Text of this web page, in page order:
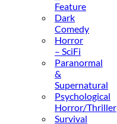
Feature
Dark
Comedy
Horror
– SciFi
Paranormal
&
Supernatural
Psychological
Horror/Thriller
Survival